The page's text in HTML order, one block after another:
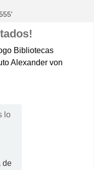
Bibliotecas
Alexander von
lo
de